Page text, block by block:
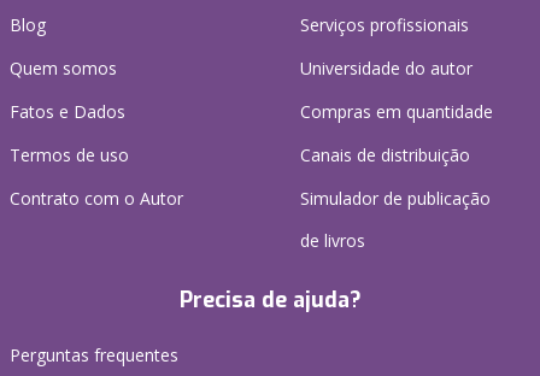
Blog
Quem somos
Fatos e Dados
Termos de uso
Contrato com o Autor
Serviços profissionais
Universidade do autor
Compras em quantidade
Canais de distribuição
Simulador de publicação
de livros
Precisa de ajuda?
Perguntas frequentes